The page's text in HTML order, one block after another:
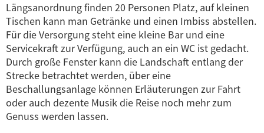
Längsanordnung finden 20 Personen Platz, auf kleinen
Tischen kann man Getränke und einen Imbiss abstellen.
Für die Versorgung steht eine kleine Bar und eine
Servicekraft zur Verfügung, auch an ein WC ist gedacht.
Durch große Fenster kann die Landschaft entlang der
Strecke betrachtet werden, über eine
Beschallungsanlage können Erläuterungen zur Fahrt
oder auch dezente Musik die Reise noch mehr zum
Genuss werden lassen.